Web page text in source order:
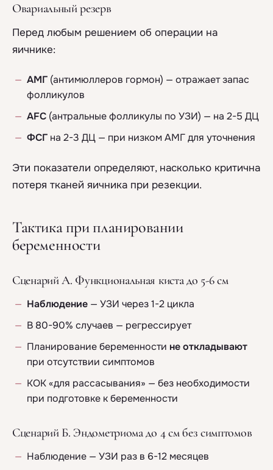
Овариальный резерв
Перед любым решением об операции на
яичнике:
АМГ (антимюллеров гормон) — отражает запас
фолликулов
AFC (антральные фолликулы по УЗИ) — на 2-5 ДЦ
ФСГ на 2-3 ДЦ — при низком АМГ для уточнения
Эти показатели определяют, насколько критична
потеря тканей яичника при резекции.
Тактика при планировании
беременности
Сценарий А. Функциональная киста до 5-6 см
Наблюдение — УЗИ через 1-2 цикла
В 80-90% случаев — регрессирует
Планирование беременности не откладывают
при отсутствии симптомов
КОК «для рассасывания» — без необходимости
при подготовке к беременности
Сценарий Б. Эндометриома до 4 см без симптомов
Наблюдение — УЗИ раз в 6-12 месяцев